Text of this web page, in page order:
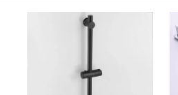
सबसे अच्छी कीमत